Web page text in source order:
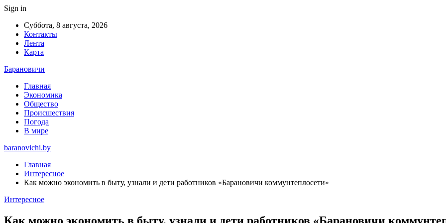
Sign in
Суббота, 8 августа, 2026
Контакты
Лента
Карта
Барановичи
Главная
Экономика
Общество
Происшествия
Погода
В мире
baranovichi.by
Главная
Интересное
Как можно экономить в быту, узнали и дети работников «Барановичи коммунтеплосети»
Интересное